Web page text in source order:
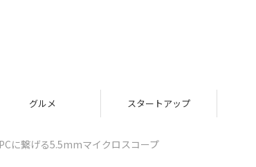
グルメ スタートアップ
に繋げる5.5mmマイクロスコープ